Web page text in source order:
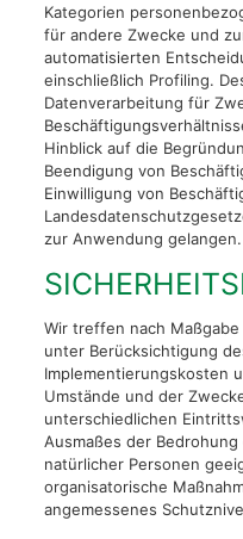
Kategorien
für andere Zwecke und
automatisierten
einschließlich Profiling.
Datenverarbeitung für
Hinblick auf die
Beendigung von
Einwilligung von
zur Anwendung gelangen.
Wir treffen nach
unter Berücksichtigung
Implementierungskosten
Umstände und der
unterschiedlichen
Ausmaßes der
natürlicher Personen
organisatorische
angemessenes